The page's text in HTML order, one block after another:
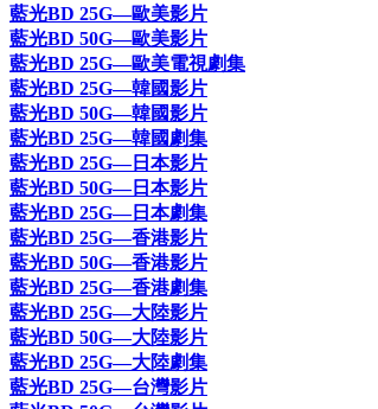
藍光BD 25G—歐美影片
藍光BD 50G—歐美影片
藍光BD 25G—歐美電視劇集
藍光BD 25G—韓國影片
藍光BD 50G—韓國影片
藍光BD 25G—韓國劇集
藍光BD 25G—日本影片
藍光BD 50G—日本影片
藍光BD 25G—日本劇集
藍光BD 25G—香港影片
藍光BD 50G—香港影片
藍光BD 25G—香港劇集
藍光BD 25G—大陸影片
藍光BD 50G—大陸影片
藍光BD 25G—大陸劇集
藍光BD 25G—台灣影片